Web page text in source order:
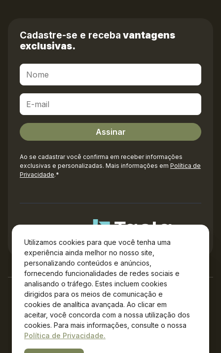
Utilizamos cookies para que você tenha uma
experiência ainda melhor no nosso site,
personalizando conteúdos e anúncios,
fornecendo funcionalidades de redes sociais e
analisando o tráfego. Estes incluem cookies
dirigidos para os meios de comunicação e
cookies de analítica avançada. Ao clicar em
aceitar, você concorda com a nossa utilização dos
cookies. Para mais informações, consulte o nossa
Política de Privacidade.
Cadastre-se e receba vantagens
exclusivas.
Ao se cadastrar você confirma em receber informações
exclusivas e personalizadas. Mais informações em Política de
Privacidade.*
Copyright © 2026 Plaza Campos Gerais – Todos os direitos